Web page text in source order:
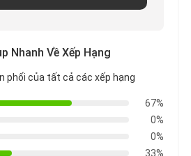
Nhanh Về Xếp Hạng
phối của tất cả các xếp hạng
67%
0%
0%
33%